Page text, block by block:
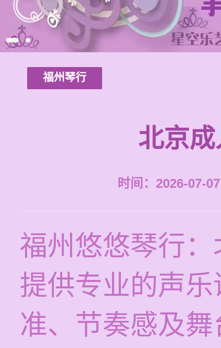
福州琴行
北京
时间：2026-07-
福州悠悠琴行
提供专业的声
准、节奏感及